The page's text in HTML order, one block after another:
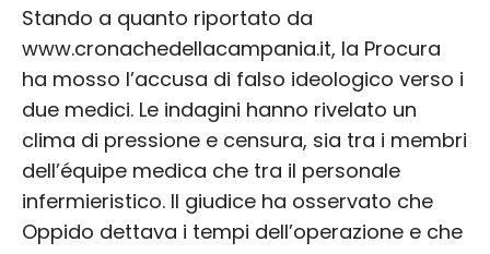
Stando a quanto riportato da
www.cronachedellacampania.it, la Procura
ha mosso l’accusa di falso ideologico verso i
due medici. Le indagini hanno rivelato un
clima di pressione e censura, sia tra i membri
dell’équipe medica che tra il personale
infermieristico. Il giudice ha osservato che
Oppido dettava i tempi dell’operazione e che